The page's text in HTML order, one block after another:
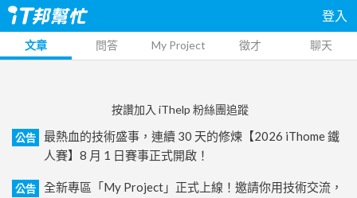
登入
文章 問答 My Project 徵才 聊天
按讚加入 iThelp 粉絲團追蹤
公告
最熱血的技術盛事，連續 30 天的修煉【2026 iThome 鐵
人賽】8 月 1 日賽事正式開啟！
公告
全新專區「My Project」正式上線！邀請你用技術交流，